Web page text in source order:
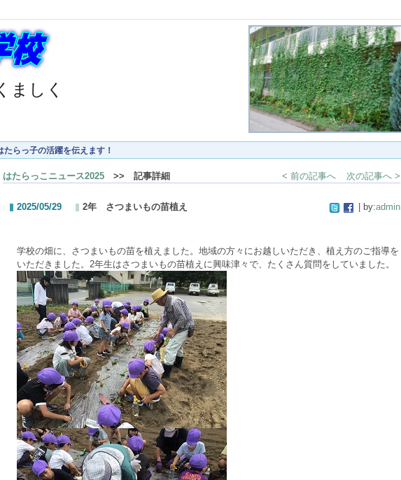
ましく
たらっ子の活躍を伝えます！
はたらっこニュース2025 >> 記事詳細 < 前の記事へ 次の記事へ >
2025/05/29 2年 さつまいもの苗植え | by:admin
学校の畑に、さつまいもの苗を植えました。地域の方々にお越しいただき、植え方のご指導を
いただきました。2年生はさつまいもの苗植えに興味津々で、たくさん質問をしていました。